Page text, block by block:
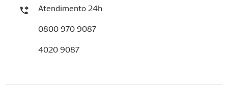
Atendimento 24h
0800 970 9087
4020 9087